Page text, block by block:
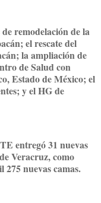
remodelación de la
el rescate del
la ampliación de
de Salud con
Estado de México; el
y el HG de
entregó 31 nuevas
Veracruz, como
nuevas camas.